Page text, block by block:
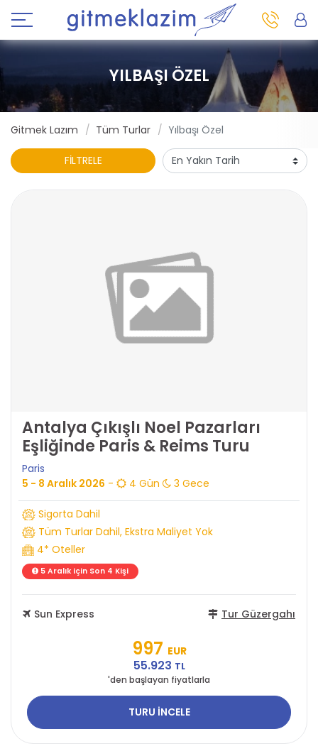
YILBAŞI ÖZEL
Gitmek Lazım Tüm Turlar Yılbaşı Özel
FİLTRELE
Antalya Çıkışlı Noel Pazarları
Eşliğinde Paris & Reims Turu
Paris
5 - 8 Aralık 2026 - 4 Gün 3 Gece
Sigorta Dahil
Tüm Turlar Dahil, Ekstra Maliyet Yok
4* Oteller
5 Aralık için Son 4 Kişi
Sun Express Tur Güzergahı
997 EUR
55.923 TL
'den başlayan fiyatlarla
TURU İNCELE